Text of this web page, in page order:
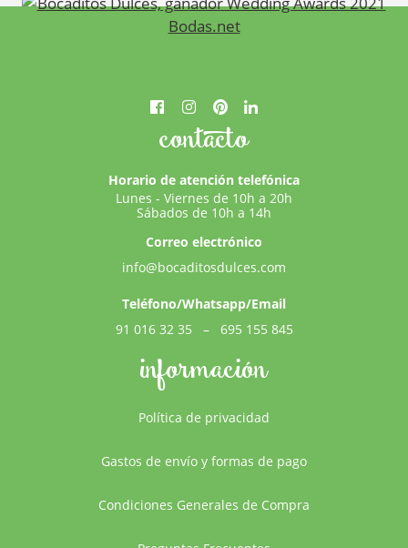
información
Política de privacidad
Gastos de envío y formas de pago
Condiciones Generales de Compra
contacto
Horario de atención telefónica
Lunes - Viernes de 10h a 20h
Sábados de 10h a 14h
Correo electrónico
info@bocaditosdulces.com
Teléfono/Whatsapp/Email
91 016 32 35
– 695 155 845